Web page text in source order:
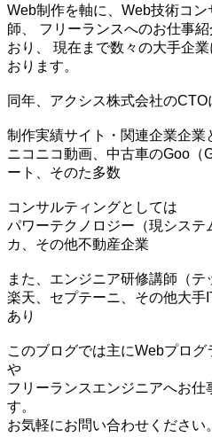
Web制作を軸に、Web技術コ
師、 フリーランスへのお仕事
おり、 現在まで数々の大手企
おります。
同年、アクシス株式会社のCTO
制作実績サイト・関連企業企業
ニコニコ動画、中古車のGoo（
ート、そのた多数
コンサルティングとしては
パワーテクノロジー（現システ
カ、その他不動産企業
また、エンジニア研修講師（テ
楽天、セプテーニ、その他大
あり
このブログでは主にWebプロ
や
フリーランスエンジニアへお仕
す。
お気軽にお問い合わせください。